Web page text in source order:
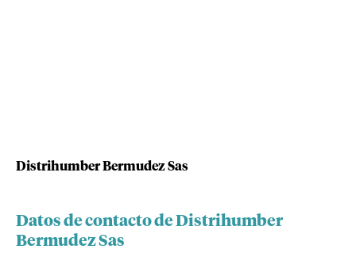
Distrihumber Bermudez Sas
Datos de contacto de Distrihumber
Bermudez Sas